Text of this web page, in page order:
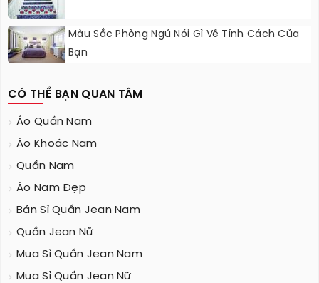
Màu Sắc Phòng Ngủ Nói Gì Về Tính Cách Của
Bạn
CÓ THỂ BẠN QUAN TÂM
Áo Quần Nam
Áo Khoác Nam
Quần Nam
Áo Nam Đẹp
Bán Sỉ Quần Jean Nam
Quần Jean Nữ
Mua Sỉ Quần Jean Nam
Mua Sỉ Quần Jean Nữ